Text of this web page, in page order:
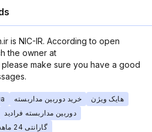
is NIC-IR. According to open
the owner at
please make sure you have a good
خرید دوربین مداربسته
هایک ویژن
دوربین مداربسته فرادید
گارانتی 24 ماهه فرادید